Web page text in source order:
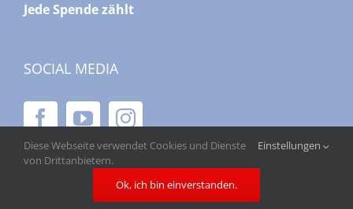
Jede Spende zählt
SOCIAL MEDIA
Diese Webseite verwendet Cookies und Dienste
von Drittanbietern.
Einstellungen
Ok, ich bin einverstanden.